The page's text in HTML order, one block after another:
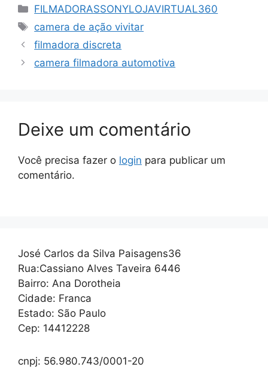
Categorias
FILMADORASSONYLOJAVIRTUAL360
Tags
camera de ação vivitar
filmadora discreta
camera filmadora automotiva
Deixe um comentário
Você precisa fazer o login para publicar um
comentário.
José Carlos da Silva Paisagens36
Rua:Cassiano Alves Taveira 6446
Bairro: Ana Dorotheia
Cidade: Franca
Estado: São Paulo
Cep: 14412228
cnpj: 56.980.743/0001-20